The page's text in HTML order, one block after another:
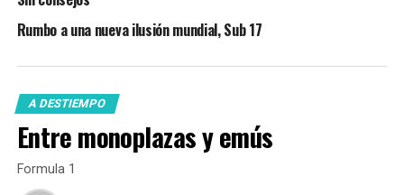
Rumbo a una nueva ilusión mundial, Sub 17
A DESTIEMPO
Entre monoplazas y emús
Formula 1